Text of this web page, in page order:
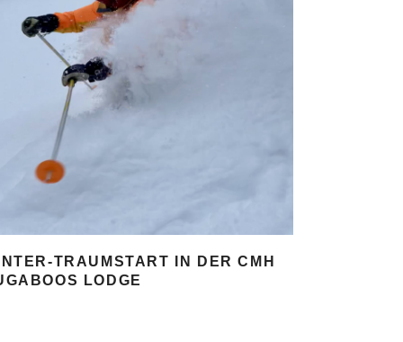
TRAUMSTART IN DER CMH
LODGE